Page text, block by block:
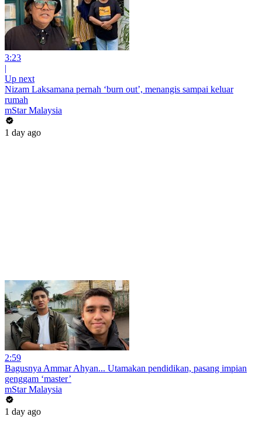
3:23
|
Up next
Nizam Laksamana pernah ‘burn out’, menangis sampai keluar
rumah
mStar Malaysia
1 day ago
2:59
Bagusnya Ammar Ahyan... Utamakan pendidikan, pasang impian
genggam ‘master’
mStar Malaysia
1 day ago